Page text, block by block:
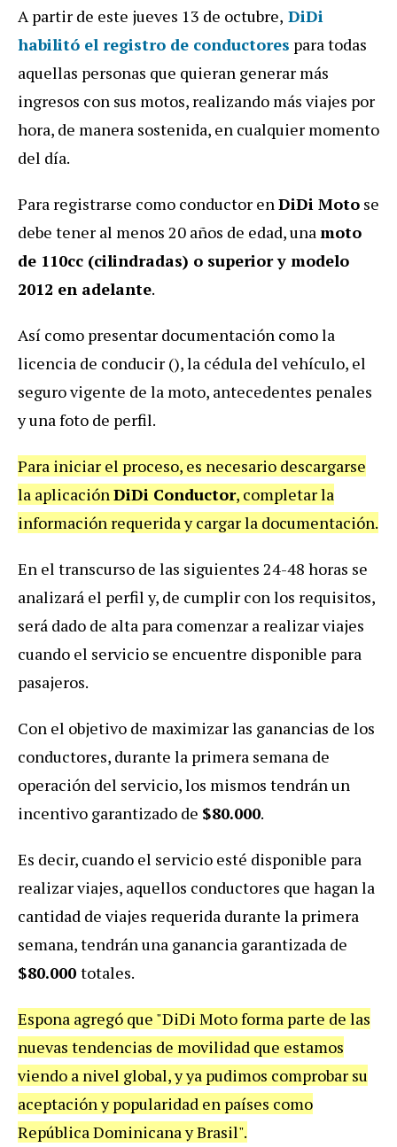
A partir de este jueves 13 de octubre, DiDi
habilitó el registro de conductores para todas
aquellas personas que quieran generar más
ingresos con sus motos, realizando más viajes por
hora, de manera sostenida, en cualquier momento
del día.
Para registrarse como conductor enDiDi Moto se
debe tener al menos 20 años de edad, unamoto
de 110cc (cilindradas) o superior y modelo
2012 en adelante.
Así como presentar documentación como la
licencia de conducir (), la cédula del vehículo, el
seguro vigente de la moto, antecedentes penales
y una foto de perfil.
Para iniciar el proceso, es necesario descargarse
la aplicaciónDiDi Conductor, completar la
información requerida y cargar la documentación.
En el transcurso de las siguientes 24-48 horas se
analizará el perfil y, de cumplir con los requisitos,
será dado de alta para comenzar a realizar viajes
cuando el servicio se encuentre disponible para
pasajeros.
Con el objetivo de maximizar las ganancias de los
conductores, durante la primera semana de
operación del servicio, los mismos tendrán un
incentivo garantizado de $80.000.
Es decir, cuando el servicio esté disponible para
realizar viajes, aquellos conductores que hagan la
cantidad de viajes requerida durante la primera
semana, tendrán una ganancia garantizada de
$80.000 totales.
Espona agregó que "DiDi Moto forma parte de las
nuevas tendencias de movilidad que estamos
viendo a nivel global, y ya pudimos comprobar su
aceptación y popularidad en países como
República Dominicana y Brasil".